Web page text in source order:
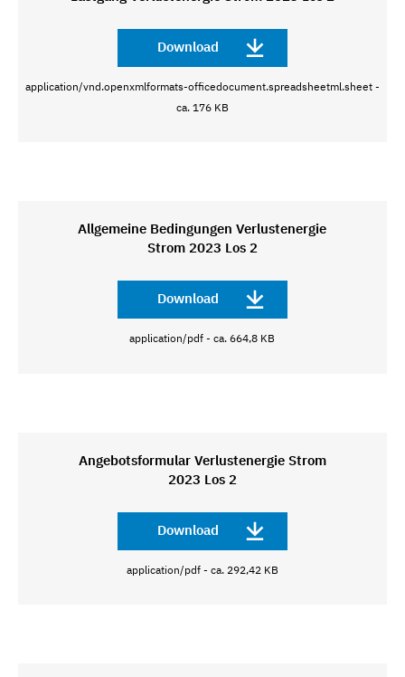
Download
application/vnd.openxmlformats-officedocument.spreadsheetml.sheet -
ca. 176 KB
Allgemeine Bedingungen Verlustenergie
Strom 2023 Los 2
Download
application/pdf - ca. 664,8 KB
Angebotsformular Verlustenergie Strom
2023 Los 2
Download
application/pdf - ca. 292,42 KB